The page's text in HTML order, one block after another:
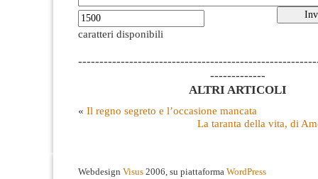
caratteri disponibili
-------------
ALTRI ARTICOLI
« Il regno segreto e l’occasione mancata
La taranta della vita, di
Webdesign Visus 2006, su piattaforma WordPress